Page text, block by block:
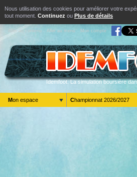
Nous utilisation des cookies pour améliorer votre
tout moment. Continuez ou Plus de détails
Aller au contenu Aller au menu Mon compte
Idemfoot. La simulation boursière
Mon espace Championnat 2026/2027